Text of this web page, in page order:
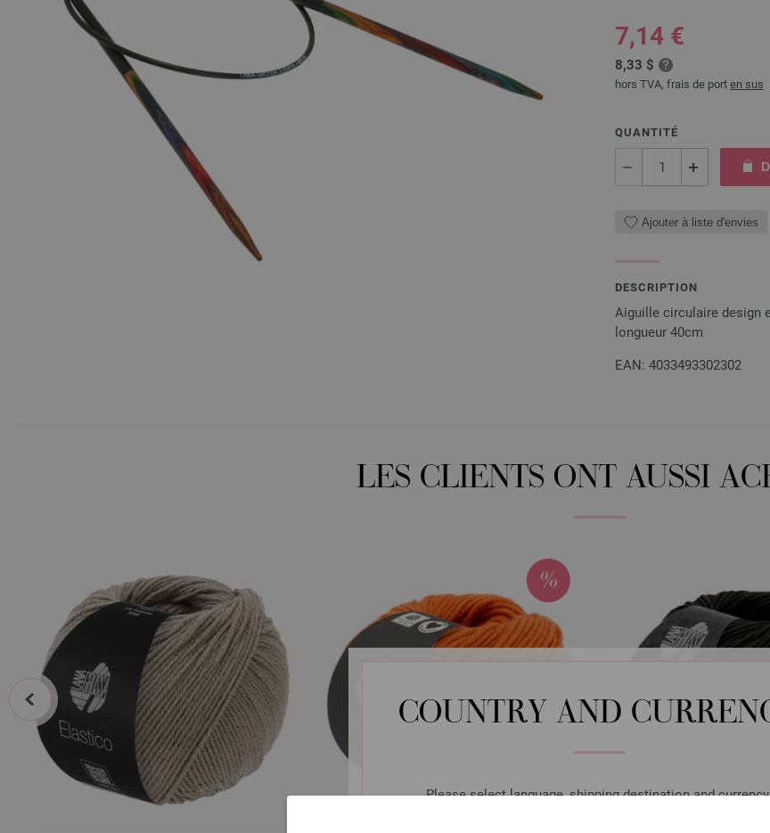
COUNTRY AND
Please select language, shipping destination and
7,14 €
8,33 $
hors TVA, frais de port en sus
QUANTITÉ
Ajouter à liste d'envies
DESCRIPTION
Aiguille circulaire design
longueur 40cm
EAN: 4033493302302
LES CLIENTS ONT AUSSI
prev